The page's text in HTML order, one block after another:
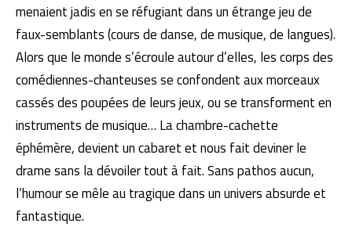
menaient jadis en se réfugiant dans un étrange jeu de
faux-semblants (cours de danse, de musique, de langues).
Alors que le monde s’écroule autour d’elles, les corps des
comédiennes-chanteuses se confondent aux morceaux
cassés des poupées de leurs jeux, ou se transforment en
instruments de musique… La chambre-cachette
éphémère, devient un cabaret et nous fait deviner le
drame sans la dévoiler tout à fait. Sans pathos aucun,
l’humour se mêle au tragique dans un univers absurde et
fantastique.